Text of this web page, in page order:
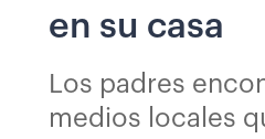
en su casa
Los padres
medios locales